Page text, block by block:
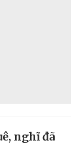
nghĩ đã